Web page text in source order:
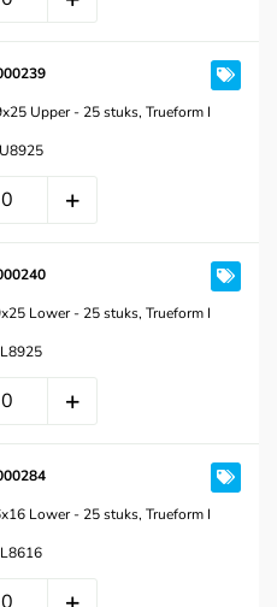
Upper - 25 stuks, Trueform I
Lower - 25 stuks, Trueform I
Lower - 25 stuks, Trueform I